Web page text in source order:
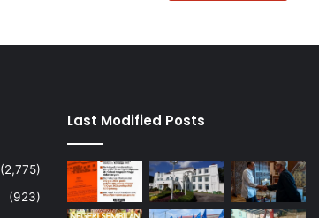
(2,775)
(923)
Last Modified Posts